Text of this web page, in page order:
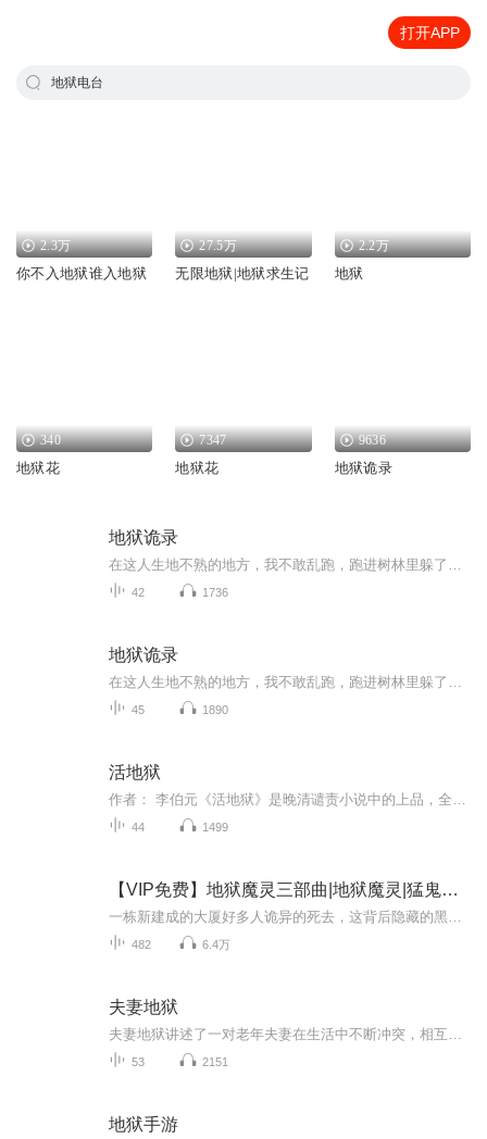
打开APP
地狱电台
2.3万
你不入地狱谁入地狱
27.5万
无限地狱|地狱求生记
2.2万
地狱
340
地狱花
7347
地狱花
9636
地狱诡录
地狱诡录
42 1736
地狱诡录
45 1890
活地狱
44 1499
【VIP免费】地狱魔灵三部曲|地狱魔灵|猛鬼天魔|地狱邪神
482 6.4万
夫妻地狱
53 2151
地狱手游